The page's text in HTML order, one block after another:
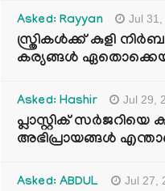
Asked: Rayyan Jul 31,
സ്ത്രികൾക്ക് കുളി
കര്യങ്ങൾ
Asked: Hashir Jul 29,
പ്ലാസ്റ്റിക് സർജറിയെ
അഭിപ്രായങ്ങൾ
Asked: ABDUL Jul 27,